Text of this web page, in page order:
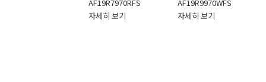
AF19R7970RFS
자세히 보기
AF19R9970WFS
자세히 보기